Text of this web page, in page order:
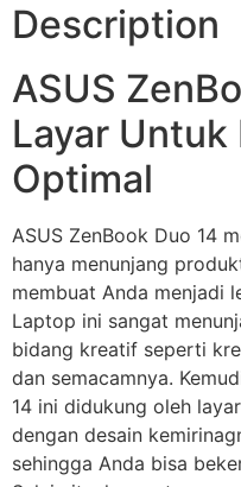
Description
ASUS
Layar
Optimal
ASUS ZenBook Duo 14
hanya menunjang
membuat Anda menjadi
Laptop ini sangat
bidang kreatif seperti
dan semacamnya.
14 ini didukung oleh
dengan desain
sehingga Anda bisa